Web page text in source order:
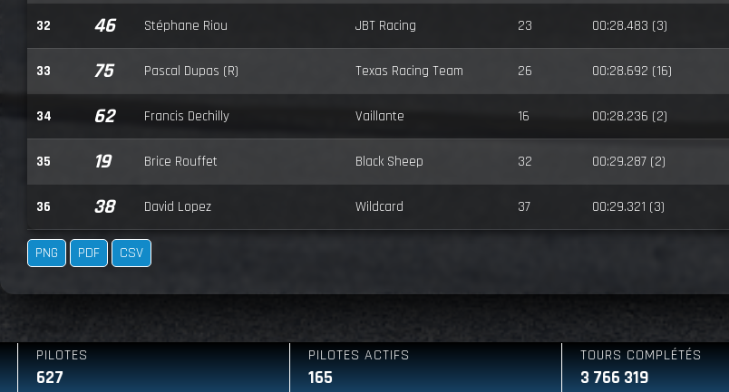
32 46 Stéphane Riou JBT Racing 23 00:28.483 (3)
33 75 Pascal Dupas (R) Texas Racing Team 26 00:28.692 (16)
34 62 Francis Dechilly Vaillante 16 00:28.236 (2)
35 19 Brice Rouffet Black Sheep 32 00:29.287 (2)
36 38 David Lopez Wildcard 37 00:29.321 (3)
PNG PDF CSV
PILOTES ACTIFS
165
TOURS COMPLÉTÉS
3 766 319